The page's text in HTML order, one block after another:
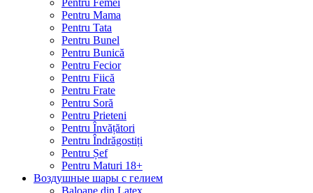
Pentru Mama
Pentru Tata
Pentru Bunel
Pentru Bunică
Pentru Fecior
Pentru Fiică
Pentru Frate
Pentru Soră
Pentru Prieteni
Pentru Învățători
Pentru Îndrăgostiți
Pentru Șef
Pentru Maturi 18+
Воздушные шары с гелием
Baloane din Latex